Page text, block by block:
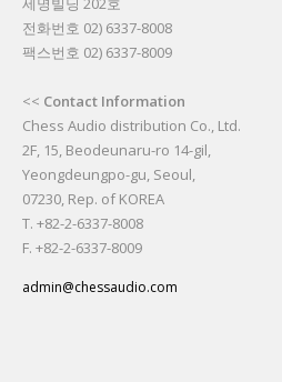
전화번호 02) 6337-8008
팩스번호 02) 6337-8009
<< Contact Information
Chess Audio distribution Co., Ltd.
2F, 15, Beodeunaru-ro 14-gil,
Yeongdeungpo-gu, Seoul,
07230, Rep. of KOREA
T. +82-2-6337-8008
F. +82-2-6337-8009
admin@chessaudio.com